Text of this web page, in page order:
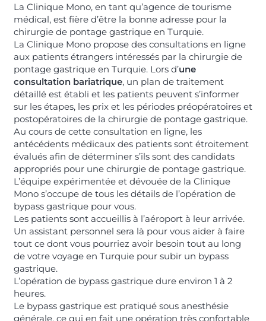
La Clinique Mono, en tant qu’agence de tourisme
médical, est fière d’être la bonne adresse pour la
chirurgie de pontage gastrique en Turquie.
La Clinique Mono propose des consultations en ligne
aux patients étrangers intéressés par la chirurgie de
pontage gastrique en Turquie. Lors d’une
consultation bariatrique, un plan de traitement
détaillé est établi et les patients peuvent s’informer
sur les étapes, les prix et les périodes préopératoires et
postopératoires de la chirurgie de pontage gastrique.
Au cours de cette consultation en ligne, les
antécédents médicaux des patients sont étroitement
évalués afin de déterminer s’ils sont des candidats
appropriés pour une chirurgie de pontage gastrique.
L’équipe expérimentée et dévouée de la Clinique
Mono s’occupe de tous les détails de l’opération de
bypass gastrique pour vous.
Les patients sont accueillis à l’aéroport à leur arrivée.
Un assistant personnel sera là pour vous aider à faire
tout ce dont vous pourriez avoir besoin tout au long
de votre voyage en Turquie pour subir un bypass
gastrique.
L’opération de bypass gastrique dure environ 1 à 2
heures.
Le bypass gastrique est pratiqué sous anesthésie
générale, ce qui en fait une opération très confortable